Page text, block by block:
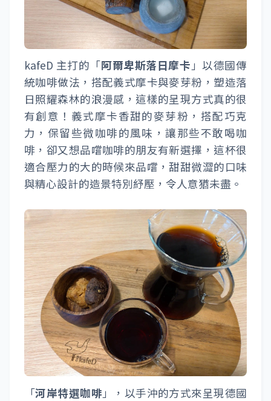
kafeD 主打的「阿爾卑斯落日摩卡」以德國傳
統咖啡做法，搭配義式摩卡與麥芽粉，塑造落
日照耀森林的浪漫感，這樣的呈現方式真的很
有創意！義式摩卡香甜的麥芽粉，搭配巧克
力，保留些微咖啡的風味，讓那些不敢喝咖
啡，卻又想品嚐咖啡的朋友有新選擇，這杯很
適合壓力的大的時候來品嚐，甜甜微澀的口味
與精心設計的造景特別紓壓，令人意猶未盡。
「河岸特選咖啡 」，以手沖的方式來呈現德國